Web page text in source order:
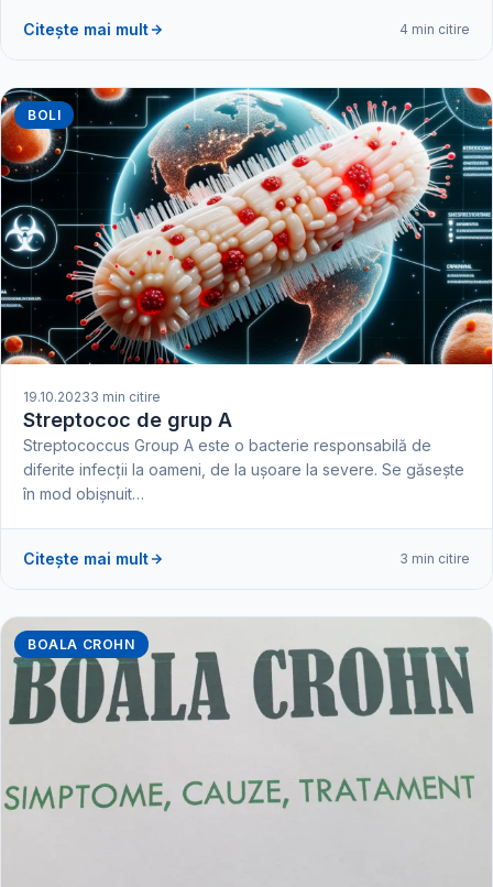
Citește mai mult 4 min citire
BOLI
19.10.20233 min citire
Streptococ de grup A
Streptococcus Group A este o bacterie responsabilă de
diferite infecții la oameni, de la ușoare la severe. Se găsește
în mod obișnuit…
Citește mai mult 3 min citire
BOALA CROHN